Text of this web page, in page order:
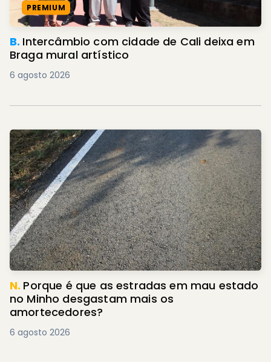
PREMIUM
B. Intercâmbio com cidade de Cali deixa em
Braga mural artístico
6 agosto 2026
N. Porque é que as estradas em mau estado
no Minho desgastam mais os
amortecedores?
6 agosto 2026